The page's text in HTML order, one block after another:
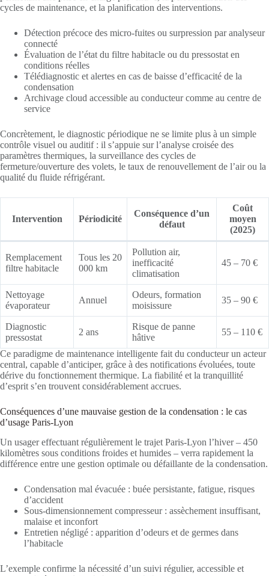
cycles de maintenance, et la planification des interventions.
Détection précoce des micro-fuites ou surpression par analyseur
connecté
Évaluation de l’état du filtre habitacle ou du pressostat en
conditions réelles
Télédiagnostic et alertes en cas de baisse d’efficacité de la
condensation
Archivage cloud accessible au conducteur comme au centre de
service
Concrètement, le diagnostic périodique ne se limite plus à un simple
contrôle visuel ou auditif : il s’appuie sur l’analyse croisée des
paramètres thermiques, la surveillance des cycles de
fermeture/ouverture des volets, le taux de renouvellement de l’air ou la
qualité du fluide réfrigérant.
Intervention Périodicité
Conséquence d’un
défaut
Coût
moyen
(2025)
Remplacement
filtre habitacle
Tous les 20
000 km
Pollution air,
inefficacité
climatisation
45 – 70 €
Nettoyage
évaporateur
Annuel
Odeurs, formation
moisissure
35 – 90 €
Diagnostic
pressostat
2 ans
Risque de panne
hâtive
55 – 110 €
Ce paradigme de maintenance intelligente fait du conducteur un acteur
central, capable d’anticiper, grâce à des notifications évoluées, toute
dérive du fonctionnement thermique. La fiabilité et la tranquillité
d’esprit s’en trouvent considérablement accrues.
Conséquences d’une mauvaise gestion de la condensation : le cas
d’usage Paris-Lyon
Un usager effectuant régulièrement le trajet Paris-Lyon l’hiver – 450
kilomètres sous conditions froides et humides – verra rapidement la
différence entre une gestion optimale ou défaillante de la condensation.
Condensation mal évacuée : buée persistante, fatigue, risques
d’accident
Sous-dimensionnement compresseur : assèchement insuffisant,
malaise et inconfort
Entretien négligé : apparition d’odeurs et de germes dans
l’habitacle
L’exemple confirme la nécessité d’un suivi régulier, accessible et